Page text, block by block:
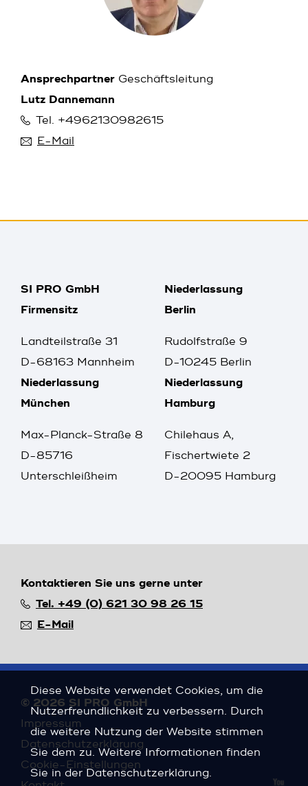
Ansprechpartner Geschäftsleitung
Lutz Dannemann
Tel. +4962130982615
E-Mail
SI PRO GmbH
Firmensitz
Landteilstraße 31
D-68163 Mannheim
Niederlassung
Berlin
Rudolfstraße 9
D-10245 Berlin
Niederlassung
München
Max-Planck-Straße 8
D-85716
Unterschleißheim
Niederlassung
Hamburg
Chilehaus A,
Fischertwiete 2
D-20095 Hamburg
Kontaktieren Sie uns gerne unter
Tel. +49 (0) 621 30 98 26 15
E-Mail
© 2026 SI PRO GmbH
Impressum
Datenschutzerklärung
Cookie-Einstellungen
Diese Website verwendet Cookies, um die
Nutzerfreundlichkeit zu verbessern. Durch
die weitere Nutzung der Website stimmen
Sie dem zu. Weitere Informationen finden
Sie in der Datenschutzerklärung.